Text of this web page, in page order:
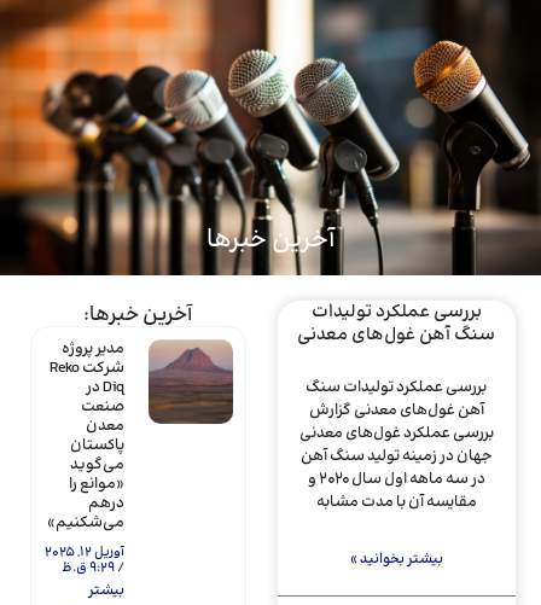
ماینتک
آخرین خبرها
آخرین خبرها:
مدیر پروژه
شرکت Reko
Diq در
صنعت
معدن
پاکستان
می‌گوید
«موانع را
درهم
می‌شکنیم»
آوریل 12, 2025
9:29 ق.ظ
بیشتر
بررسی عملکرد تولیدات
سنگ آهن غول‌های معدنی
بررسی عملکرد تولیدات سنگ
آهن غول‌های معدنی گزارش
بررسی عملکرد غول‌های معدنی
جهان در زمینه تولید سنگ آهن
در سه ماهه اول سال 2020 و
مقایسه آن با مدت مشابه
بیشتر بخوانید »